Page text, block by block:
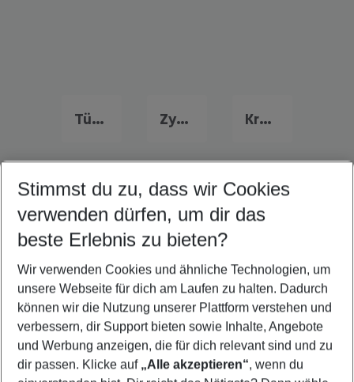
Türkei Urlaub Zypern Urlaub Kroatien Urlaub
Quicklinks
Pauschalreisen Samos
Familienurlaub Samos
Flug & Hotel Samos
Last Minute Samos
Frübucher Angebote Samos für 2026
Stimmst du zu, dass wir Cookies
verwenden dürfen, um dir das
beste Erlebnis zu bieten?
Wir verwenden Cookies und ähnliche Technologien, um
unsere Webseite für dich am Laufen zu halten. Dadurch
können wir die Nutzung unserer Plattform verstehen und
verbessern, dir Support bieten sowie Inhalte, Angebote
und Werbung anzeigen, die für dich relevant sind und zu
dir passen. Klicke auf „Alle akzeptieren“, wenn du